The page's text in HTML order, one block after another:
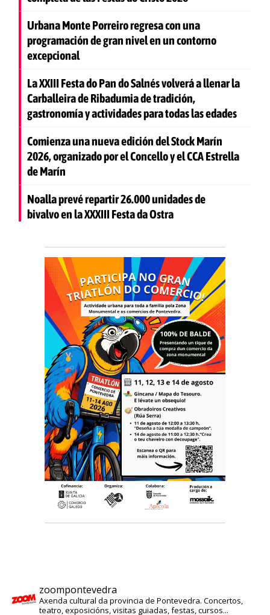
Urbana Monte Porreiro regresa con una
programación de gran nivel en un contorno
excepcional
La XXIII Festa do Pan do Salnés volverá a llenar la
Carballeira de Ribadumia de tradición,
gastronomía y actividades para todas las edades
Comienza una nueva edición del Stock Marín
2026, organizado por el Concello y el CCA Estrella
de Marín
Noalla prevé repartir 26.000 unidades de
bivalvo en la XXXIII Festa da Ostra
zoompontevedra
Axenda cultural da provincia de Pontevedra. Concertos,
teatro, exposicións, visitas guiadas, festas, cursos...